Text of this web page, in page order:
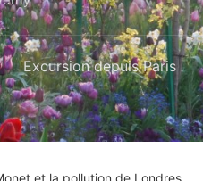
Excursion depuis Paris
et la pollution de Londres